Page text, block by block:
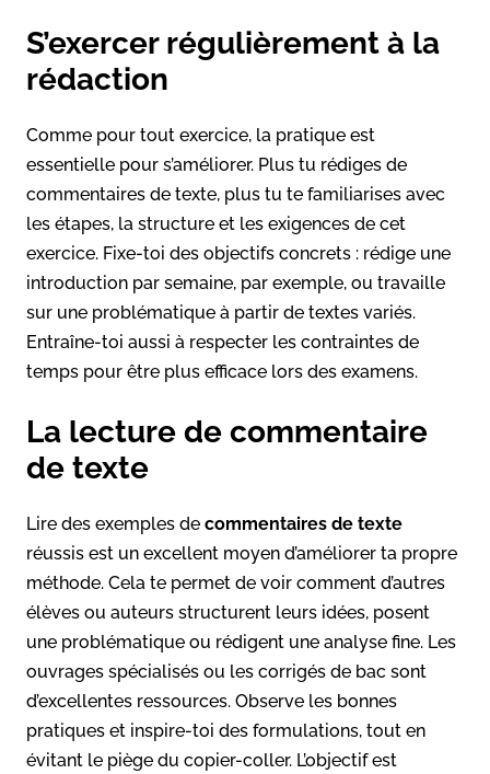
S’exercer régulièrement à la
rédaction
Comme pour tout exercice, la pratique est
essentielle pour s’améliorer. Plus tu rédiges de
commentaires de texte, plus tu te familiarises avec
les étapes, la structure et les exigences de cet
exercice. Fixe-toi des objectifs concrets : rédige une
introduction par semaine, par exemple, ou travaille
sur une problématique à partir de textes variés.
Entraîne-toi aussi à respecter les contraintes de
temps pour être plus efficace lors des examens.
La lecture de commentaire
de texte
Lire des exemples de commentaires de texte
réussis est un excellent moyen d’améliorer ta propre
méthode. Cela te permet de voir comment d’autres
élèves ou auteurs structurent leurs idées, posent
une problématique ou rédigent une analyse fine. Les
ouvrages spécialisés ou les corrigés de bac sont
d’excellentes ressources. Observe les bonnes
pratiques et inspire-toi des formulations, tout en
évitant le piège du copier-coller. L’objectif est